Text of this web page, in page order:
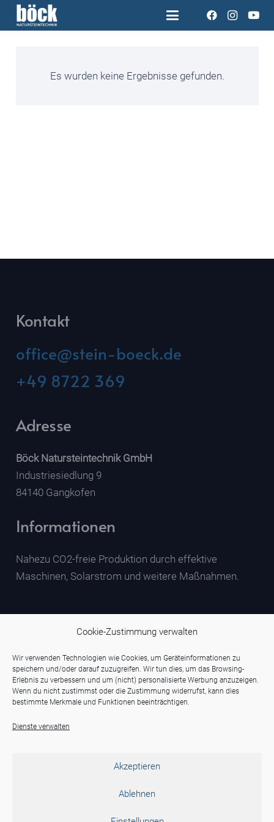
Cookie-Zustimmung verwalten
Wir verwenden Technologien wie Cookies, um Geräteinformationen zu
speichern und/oder darauf zuzugreifen. Wir tun dies, um das Browsing-
Erlebnis zu verbessern und um (nicht) personalisierte Werbung anzuzeigen.
Wenn du nicht zustimmst oder die Zustimmung widerrufst, kann dies
bestimmte Merkmale und Funktionen beeinträchtigen.
Dienste verwalten
Akzeptieren
Ablehnen
Es wurden keine Ergebnisse gefunden.
Kontakt
office@stein-boeck.de
+49 8722 369
Adresse
Böck Natursteintechnik GmbH
Industriesiedlung 9
84140 Gangkofen
Informationen
Nahezu CO2-freie Produktion durch effektive
Maschinen, Solarstrom und weitere Maßnahmen.